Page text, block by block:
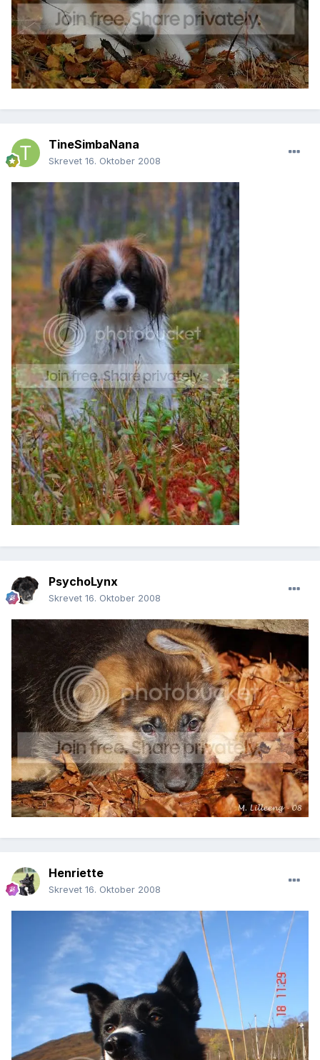
TineSimbaNana
Skrevet 16. Oktober 2008
PsychoLynx
Skrevet 16. Oktober 2008
Henriette
Skrevet 16. Oktober 2008